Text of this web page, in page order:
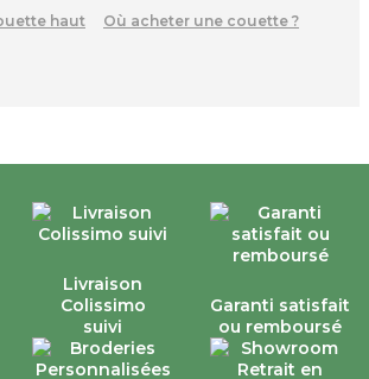
haut
Où acheter une couette ?
Livraison
Colissimo
suivi
Garanti satisfait
ou remboursé